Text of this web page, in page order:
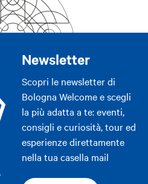
Newsletter
Scopri le newsletter di
Bologna Welcome e scegli
la più adatta a te: eventi,
consigli e curiosità, tour ed
esperienze direttamente
nella tua casella mail